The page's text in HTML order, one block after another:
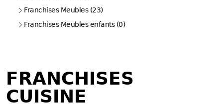
Franchises Meubles (23)
Franchises Meubles enfants (0)
FRANCHISES
CUISINE